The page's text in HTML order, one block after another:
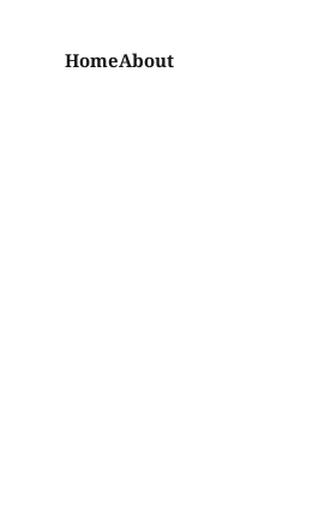
HomeAbout